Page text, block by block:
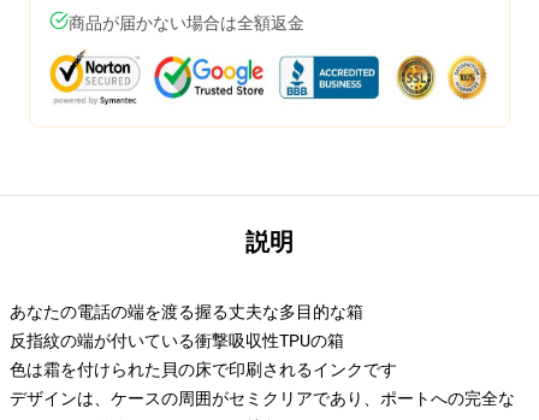
商品が届かない場合は全額返金
説明
あなたの電話の端を渡る握る丈夫な多目的な箱
反指紋の端が付いている衝撃吸収性TPUの箱
色は霜を付けられた貝の床で印刷されるインクです
デザインは、ケースの周囲がセミクリアであり、ポートへの完全な